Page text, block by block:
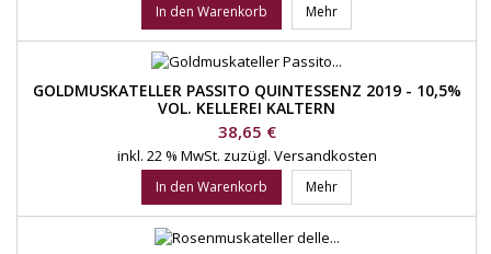
In den Warenkorb Mehr
GOLDMUSKATELLER PASSITO QUINTESSENZ 2019 - 10,5%
VOL. KELLEREI KALTERN
Preis
38,65 €
inkl. 22 % MwSt. zuzügl. Versandkosten
In den Warenkorb Mehr